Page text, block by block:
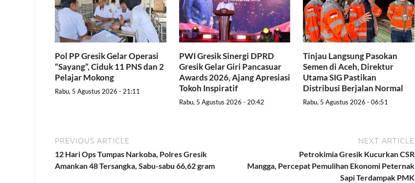
Pol PP Gresik Gelar Operasi
“Sayang”, Ciduk 11 PNS dan 2
Pelajar Mokong
Rabu, 5 Agustus 2026 - 21:11
PWI Gresik Sinergi DPRD
Gresik Gelar Giri Pancasuar
Awards 2026, Ajang Apresiasi
Tokoh Inspiratif
Rabu, 5 Agustus 2026 - 20:42
Tinjau Langsung Pasokan
Semen di Aceh, Direktur
Utama SIG Pastikan
Distribusi Berjalan Normal
Rabu, 5 Agustus 2026 - 06:51
PREVIOUS ARTICLE
12 Hari Ops Tumpas Narkoba, Polres Gresik
Amankan 48 Tersangka, Sabu-sabu 66,62 gram
NEXT ARTICLE
Petrokimia Gresik Kucurkan CSR
Mangga, Percepat Pemulihan Ekonomi Peternak
Sapi Terdampak PMK